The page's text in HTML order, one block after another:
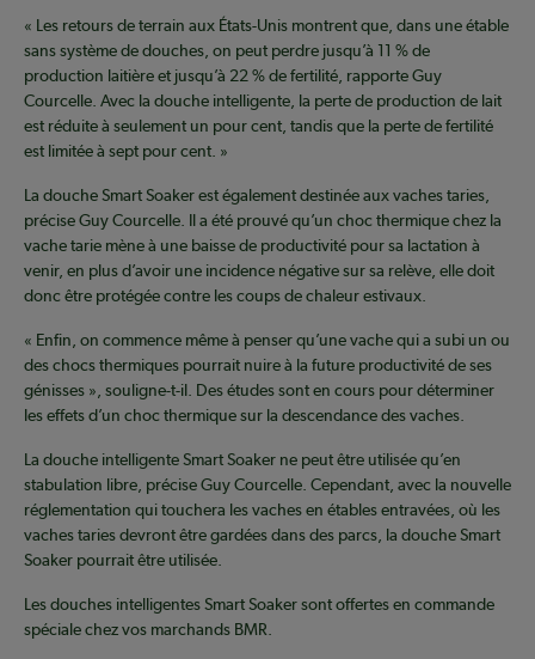
« Les retours de terrain aux États-Unis montrent que, dans une étable
sans système de douches, on peut perdre jusqu’à 11 % de
production laitière et jusqu’à 22 % de fertilité, rapporte Guy
Courcelle. Avec la douche intelligente, la perte de production de lait
est réduite à seulement un pour cent, tandis que la perte de fertilité
est limitée à sept pour cent. »
La douche Smart Soaker est également destinée aux vaches taries,
précise Guy Courcelle. Il a été prouvé qu’un choc thermique chez la
vache tarie mène à une baisse de productivité pour sa lactation à
venir, en plus d’avoir une incidence négative sur sa relève, elle doit
donc être protégée contre les coups de chaleur estivaux.
« Enfin, on commence même à penser qu’une vache qui a subi un ou
des chocs thermiques pourrait nuire à la future productivité de ses
génisses », souligne-t-il. Des études sont en cours pour déterminer
les effets d’un choc thermique sur la descendance des vaches.
La douche intelligente Smart Soaker ne peut être utilisée qu’en
stabulation libre, précise Guy Courcelle. Cependant, avec la nouvelle
réglementation qui touchera les vaches en étables entravées, où les
vaches taries devront être gardées dans des parcs, la douche Smart
Soaker pourrait être utilisée.
Les douches intelligentes Smart Soaker sont offertes en commande
spéciale chez vos marchands BMR.